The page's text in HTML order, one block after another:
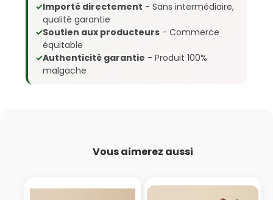
✓Importé directement - Sans intermédiaire,
qualité garantie
✓Soutien aux producteurs - Commerce
équitable
✓Authenticité garantie - Produit 100%
malgache
Vous aimerez aussi